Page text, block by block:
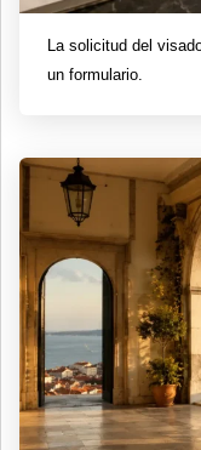
La solicitud del
un formulario.